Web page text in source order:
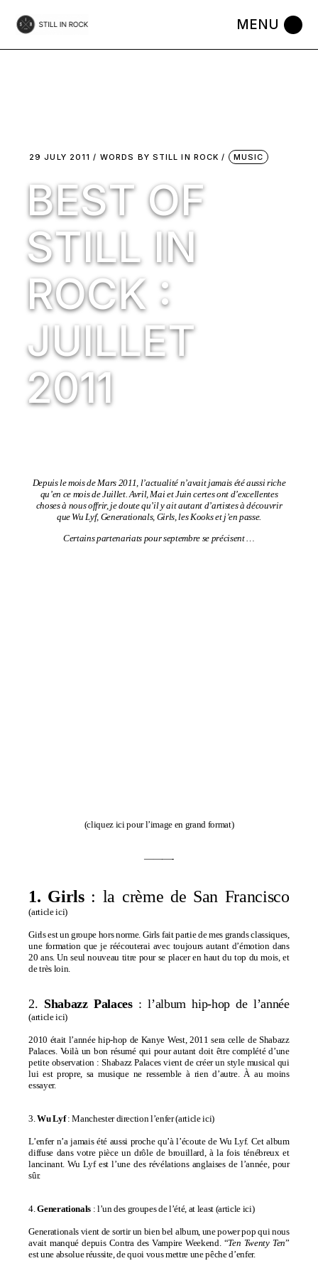
the
29 JULY 2011 WORDS BY STILL IN ROCK MUSIC
BEST OF
STILL IN
ROCK :
JUILLET
2011
Depuis le mois de Mars 2011, l’actualité n’avait jamais été aussi riche
qu’en ce mois de Juillet. Avril, Mai et Juin certes ont d’excellentes
choses à nous offrir, je doute qu’il y ait autant d’artistes à découvrir
que Wu Lyf, Generationals, Girls, les Kooks et j’en passe.
Certains partenariats pour septembre se précisent …
(cliquez ici pour l’image en grand format)
———-
1. Girls: la crème de San Francisco
(article ici)
Girls est un groupe hors norme. Girls fait partie de mes grands classiques,
une formation que je réécouterai avec toujours autant d’émotion dans
20 ans. Un seul nouveau titre pour se placer en haut du top du mois, et
de très loin.
2. Shabazz Palaces:l’album hip-hop de l’année
(article ici)
2010 était l’année hip-hop de Kanye West, 2011 sera celle de Shabazz
Palaces. Voilà un bon résumé qui pour autant doit être complété d’une
petite observation : Shabazz Palaces vient de créer un style musical qui
lui est propre, sa musique ne ressemble à rien d’autre. À au moins
essayer.
3.Wu Lyf: Manchester direction l’enfer(article ici)
L’enfer n’a jamais été aussi proche qu’à l’écoute de Wu Lyf. Cet album
diffuse dans votre pièce un drôle de brouillard, à la fois ténébreux et
lancinant. Wu Lyf est l’une des révélations anglaises de l’année, pour
sûr.
4.Generationals: l’un des groupes de l’été, at least (article ici)
Generationals vient de sortir un bien bel album, une power pop qui nous
avait manqué depuis Contra des Vampire Weekend. “Ten Twenty Ten”
est une absolue réussite, de quoi vous mettre une pêche d’enfer.